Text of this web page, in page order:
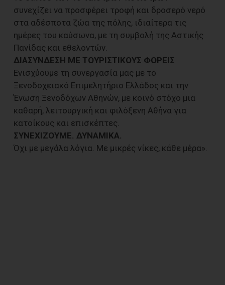
συνεχίζει να προσφέρει τροφή και δροσερό νερό
στα αδέσποτα ζώα της πόλης, ιδιαίτερα τις
ημέρες του καύσωνα, με τη συμβολή της Αστικής
Πανίδας και εθελοντών.
ΔΙΑΣΥΝΔΕΣΗ ΜΕ ΤΟΥΡΙΣΤΙΚΟΥΣ ΦΟΡΕΙΣ
Ενισχύουμε τη συνεργασία μας με το
Ξενοδοχειακό Επιμελητήριο Ελλάδος και την
Ένωση Ξενοδόχων Αθηνών, με κοινό στόχο μια
καθαρή, λειτουργική και φιλόξενη Αθήνα για
κατοίκους και επισκέπτες.
ΣΥΝΕΧΙΖΟΥΜΕ. ΔΥΝΑΜΙΚΑ.
Όχι με μεγάλα λόγια. Με μικρές νίκες, κάθε μέρα».